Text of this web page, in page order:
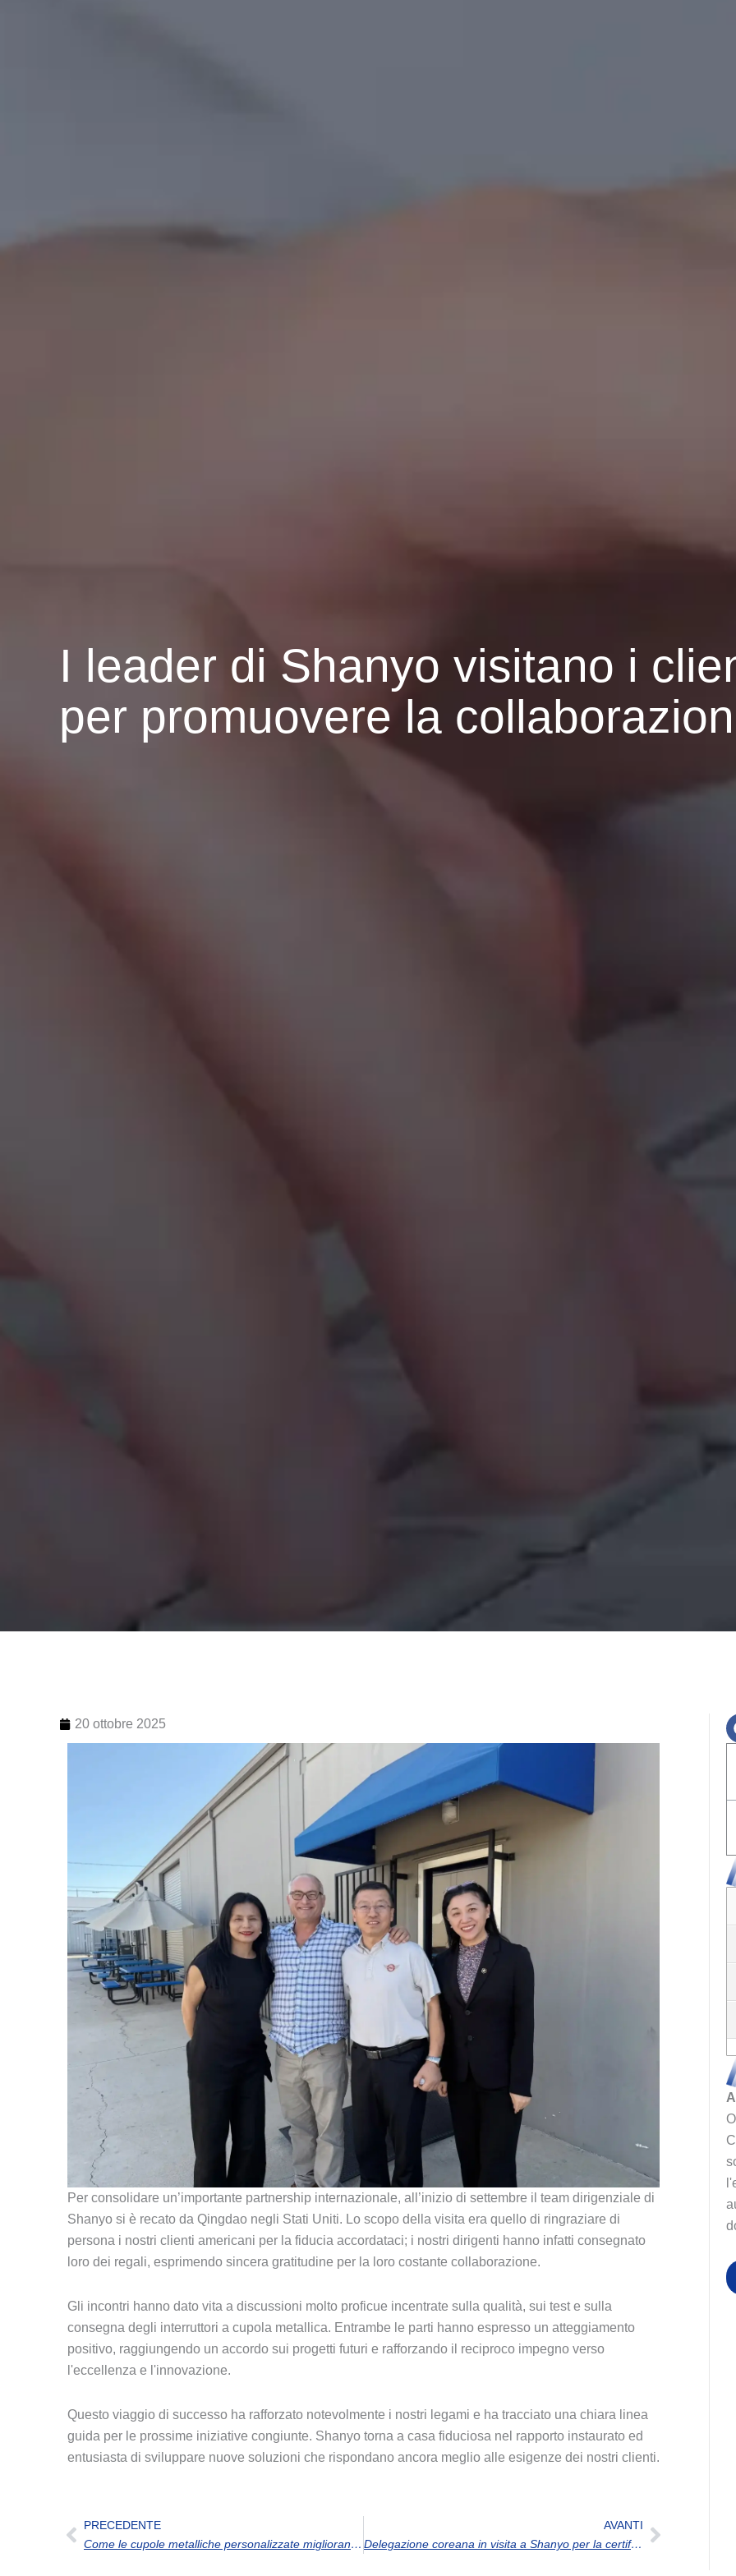
I leader di Shanyo visitano i
per promuovere la
20 ottobre 2025
Per consolidare un’importante partnership internazionale, all’inizio di settembre il team dirigenziale di
Shanyo si è recato da Qingdao negli Stati Uniti. Lo scopo della visita era quello di ringraziare di
persona i nostri clienti americani per la fiducia accordataci; i nostri dirigenti hanno infatti consegnato
loro dei regali, esprimendo sincera gratitudine per la loro costante collaborazione.
Gli incontri hanno dato vita a discussioni molto proficue incentrate sulla qualità, sui test e sulla
consegna degli interruttori a cupola metallica. Entrambe le parti hanno espresso un atteggiamento
positivo, raggiungendo un accordo sui progetti futuri e rafforzando il reciproco impegno verso
l'eccellenza e l'innovazione.
Questo viaggio di successo ha rafforzato notevolmente i nostri legami e ha tracciato una chiara linea
guida per le prossime iniziative congiunte. Shanyo torna a casa fiduciosa nel rapporto instaurato ed
entusiasta di sviluppare nuove soluzioni che rispondano ancora meglio alle esigenze dei nostri clienti.
Precedente
PRECEDENTE
Come le cupole metalliche personalizzate migliorano le prestazioni della tastiera
AVANTI
Delegazione coreana in visita a Shanyo per la certificazione del sistema di lastre a cupola